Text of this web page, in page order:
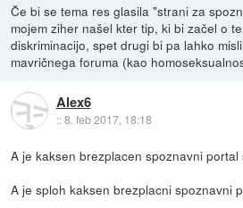
Če bi se tema res glasila "strani za
mojem ziher našel kter tip, ki bi začel o
diskriminacijo, spet drugi bi pa lahko
mavričnega foruma (kao
Alex6
::8. feb 2017, 18:18
A je kaksen brezplacen spoznavni portal
A je sploh kaksen brezplacni spoznavni